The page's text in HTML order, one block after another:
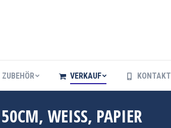
ZUBEHÖR VERKAUF KONTAKT
WEISS, PAPIER